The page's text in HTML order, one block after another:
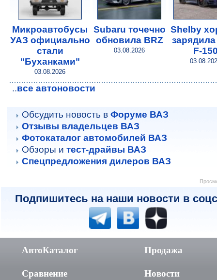
Микроавтобусы
УАЗ официально
стали
"Буханками"
03.08.2026
Subaru точечно
обновила BRZ
03.08.2026
Shelby
F-
..все автоновости
Обсудить новость в Форуме ВАЗ
Отзывы владельцев ВАЗ
Фотокаталог автомобилей ВАЗ
Обзоры и тест-драйвы ВАЗ
Спецпредложения дилеров ВАЗ
Подпишитесь на наши новости в
АвтоКаталог
Сравнение
Продажа
Новости